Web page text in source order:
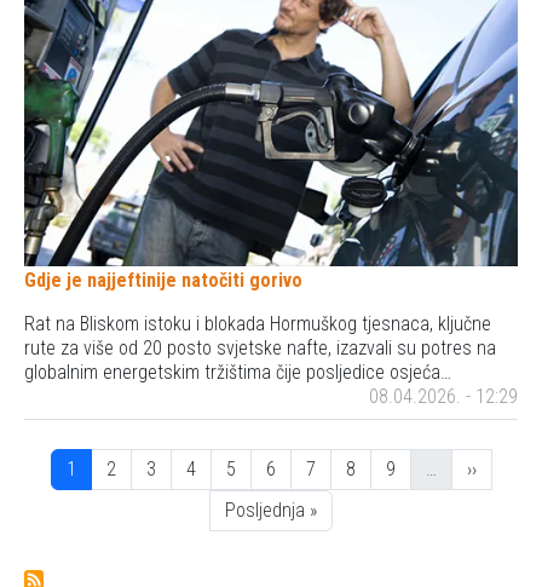
Gdje je najjeftinije natočiti gorivo
Rat na Bliskom istoku i blokada Hormuškog tjesnaca, ključne
rute za više od 20 posto svjetske nafte, izazvali su potres na
globalnim energetskim tržištima čije posljedice osjeća…
08.04.2026. - 12:29
Pagination
Stranica
1 Stranica
2 Stranica
3 Stranica
4 Stranica
5 Stranica
6 Stranica
7 Stranica
8 Stranica
9 … Next
››
Posljednja stranica
Posljednja »